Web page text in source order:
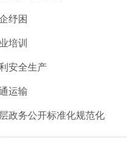
纾困
培训
安全生产
运输
政务公开标准化规范化